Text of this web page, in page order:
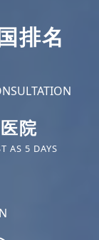
排名
院
AS 5 DAYS